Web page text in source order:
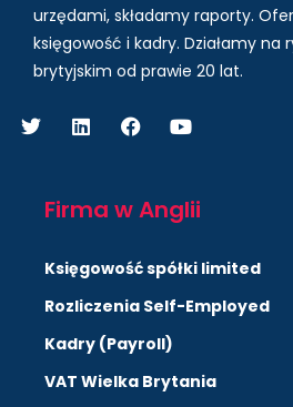
urzędami, składamy raporty.
księgowość i kadry. Działamy na
brytyjskim od prawie 20 lat.
Firma w Anglii
Księgowość spółki limited
Rozliczenia Self-Employed
Kadry (Payroll)
VAT Wielka Brytania